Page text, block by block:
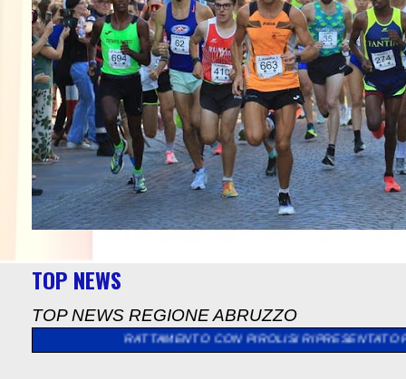
TOP NEWS
TOP NEWS REGIONE ABRUZZO
TRATTAMENTO CON PIROLISI RIPRESENTATO PER LA